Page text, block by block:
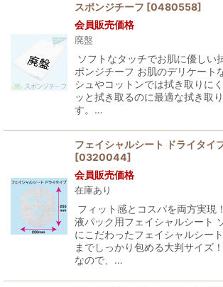
スポンジチーフ [0480558]
会員販売価格
廃盤
ソフトなタッチでお肌に優しい
ポンジチーフ お肌のデリケート
シュやコットンでは拭き取りに
ッと拭き取るのに最適な拭き取
す。…
フェイシャルシート ドライタイ
[0320044]
会員販売価格
在庫あり
フィット感とコスパを両方実現
液パック用フェイシャルシート
にこだわったフェイシャルシー
までしっかり包める大判サイズ
なので、…